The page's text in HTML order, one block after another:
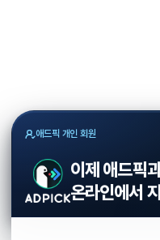
애드픽 개인 회원
이제 애드픽
온라인에서